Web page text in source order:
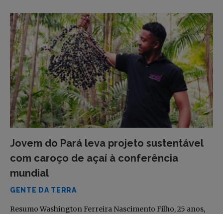
Jovem do Pará leva projeto sustentável
com caroço de açaí à conferência
mundial
GENTE DA TERRA
Resumo Washington Ferreira Nascimento Filho, 25 anos,